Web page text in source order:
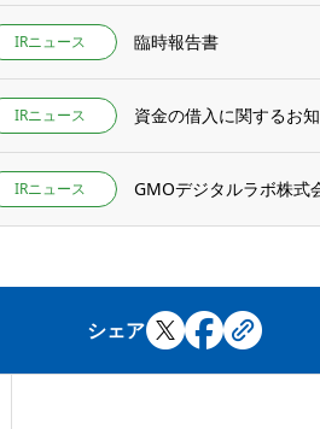
IRニュース 臨時報告書
IRニュース 資金の借入に関するお
IRニュース GMOデジタルラボ株式
シェア